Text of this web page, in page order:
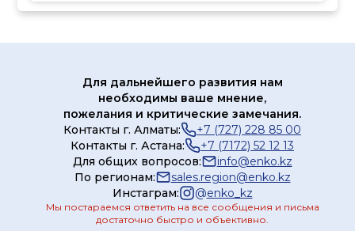
Для дальнейшего развития нам
необходимы ваше мнение,
пожелания и критические замечания.
Контакты г. Алматы:
+7 (727) 228 85 00
Контакты г. Астана:
+7 (7172) 52 12 13
Для общих вопросов:
info@enko.kz
По регионам:
sales.region@enko.kz
Инстаграм:
@enko_kz
Мы постараемся ответить на все сообщения и письма
достаточно быстро и объективно.